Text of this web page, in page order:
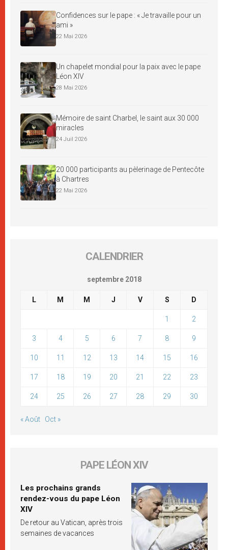
Confidences sur le pape : « Je travaille pour un
ami »
22 Mai 2026
Un chapelet mondial pour la paix avec le pape
Léon XIV
28 Mai 2026
Mémoire de saint Charbel, le saint aux 30 000
miracles
24 Juil 2026
20 000 participants au pèlerinage de Pentecôte
à Chartres
22 Mai 2026
CALENDRIER
septembre 2018
L M M J V S D
1 2
3 4 5 6 7 8 9
10 11 12 13 14 15 16
17 18 19 20 21 22 23
24 25 26 27 28 29 30
« Août Oct »
PAPE LÉON XIV
Les prochains grands
rendez-vous du pape Léon
XIV
De retour au Vatican, après trois
semaines de vacances